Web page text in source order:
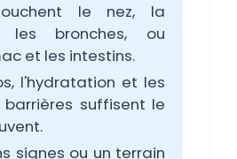
le nez, la
les bronches, ou
et les intestins.
l'hydratation et les
suffisent le
signes ou un terrain